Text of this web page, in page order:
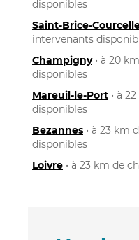
disponibles
Saint-Brice-
intervenants
Champigny• à 20
disponibles
Mareuil-le-Port • à
disponibles
Bezannes • à 23 km
disponibles
Loivre • à 23 km de